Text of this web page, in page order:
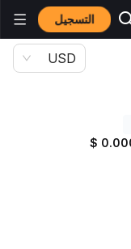
التسجيل
USD
$